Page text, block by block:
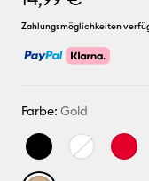
Zahlungsmöglichkeiten
Farbe: Gold